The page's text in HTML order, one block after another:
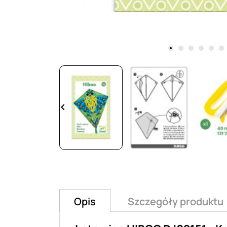
keyboard_arrow_left
Opis Szczegóły produktu